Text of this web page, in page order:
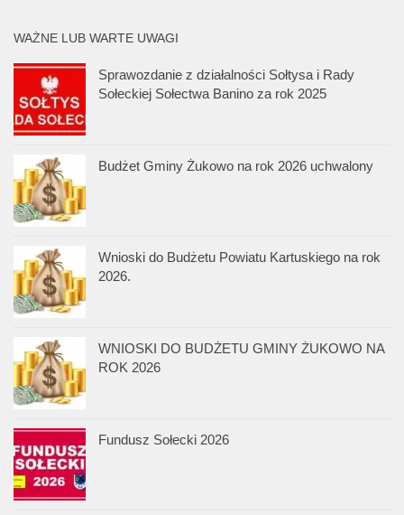
WAŻNE LUB WARTE UWAGI
Sprawozdanie z działalności Sołtysa i Rady
Sołeckiej Sołectwa Banino za rok 2025
Budżet Gminy Żukowo na rok 2026 uchwalony
Wnioski do Budżetu Powiatu Kartuskiego na rok
2026.
WNIOSKI DO BUDŻETU GMINY ŻUKOWO NA
ROK 2026
Fundusz Sołecki 2026